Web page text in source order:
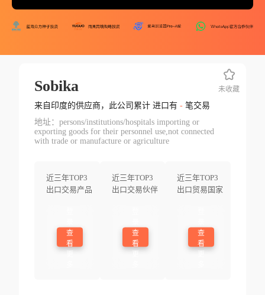
Sobika
来自印度的供应商，此公司累计 进口有 -笔交易
地址：persons/institutions/hospitals importing or
exporting goods for their personnel use,not connected
with trade or manufacture or agriculture
近三年TOP3
出口交易产品
查
看
近三年TOP3
出口交易伙伴
查
看
近三年TOP3
出口贸易国家
查
看
未收藏